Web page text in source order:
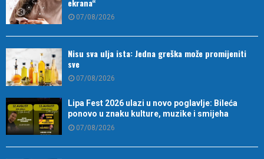
ekrana“
07/08/2026
Nisu sva ulja ista: Jedna greška može promijeniti
sve
07/08/2026
Lipa Fest 2026 ulazi u novo poglavlje: Bileća
ponovo u znaku kulture, muzike i smijeha
07/08/2026